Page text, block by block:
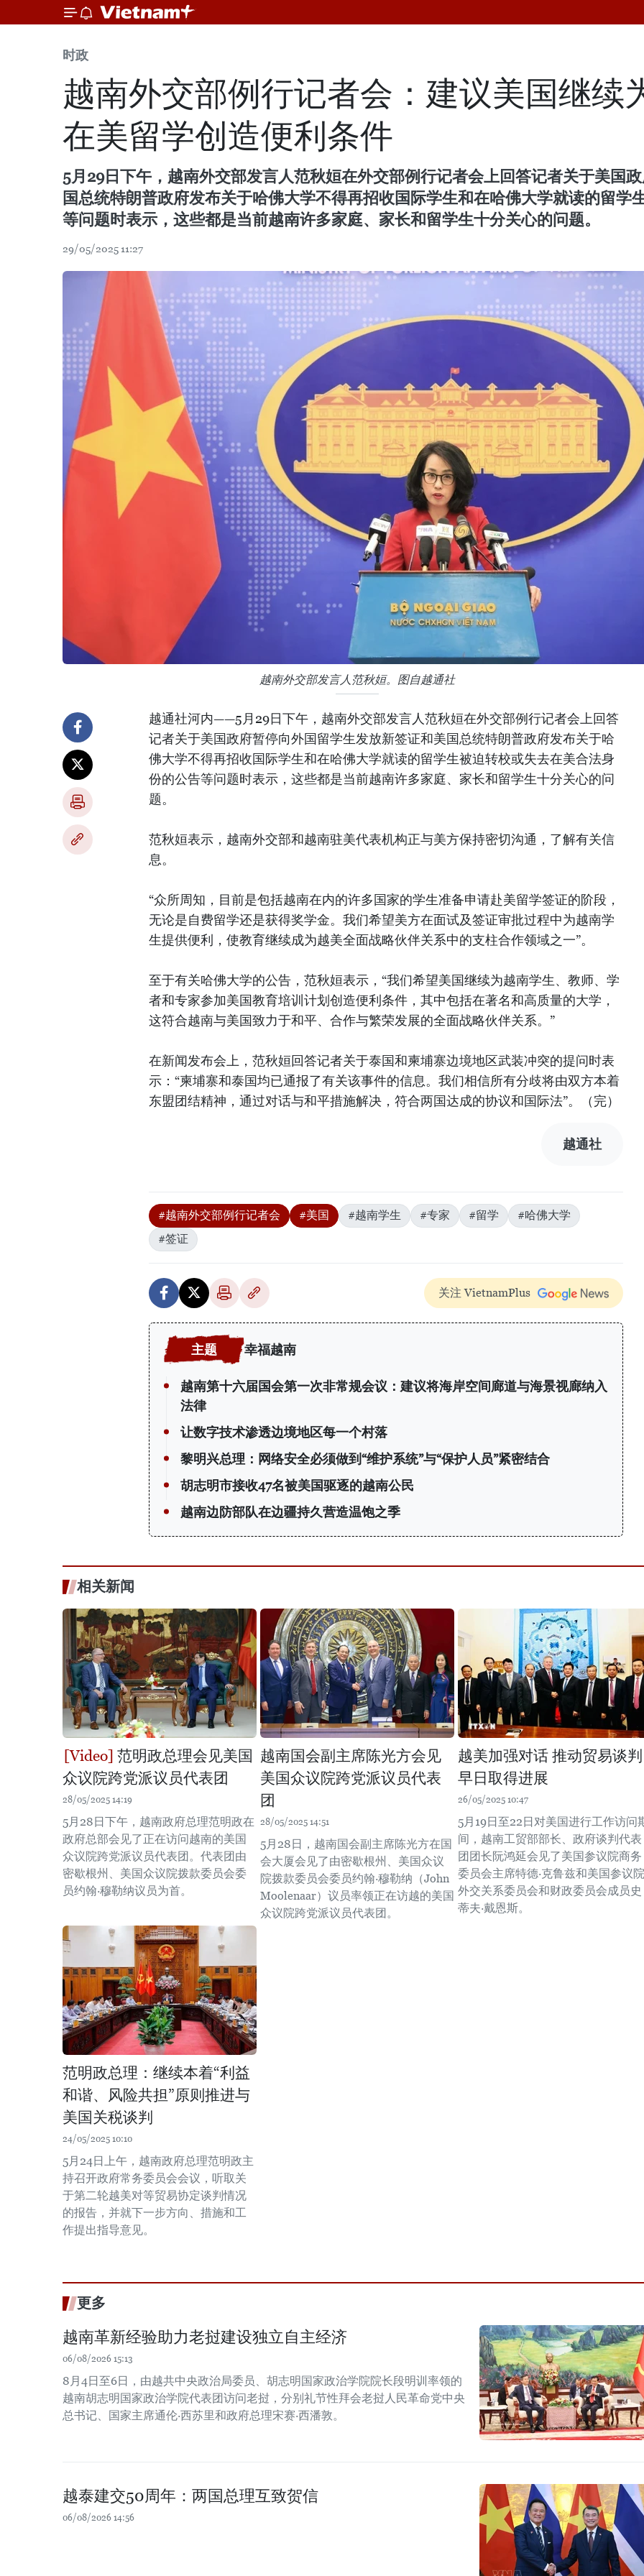
时政
越南外交部例行记者会：建议美国继续
在美留学创造便利条件
5月29日下午，越南外交部发言人范秋姮在外交部例行记者会上回答记者关于美国
国总统特朗普政府发布关于哈佛大学不得再招收国际学生和在哈佛大学就读的留学
等问题时表示，这些都是当前越南许多家庭、家长和留学生十分关心的问题。
29/05/2025 11:27
越南外交部发言人范秋姮。图自越通社
越通社河内——5月29日下午，越南外交部发言人范秋姮在外交部例行记者会上回答
记者关于美国政府暂停向外国留学生发放新签证和美国总统特朗普政府发布关于哈
佛大学不得再招收国际学生和在哈佛大学就读的留学生被迫转校或失去在美合法身
份的公告等问题时表示，这些都是当前越南许多家庭、家长和留学生十分关心的问
题。
范秋姮表示，越南外交部和越南驻美代表机构正与美方保持密切沟通，了解有关信
息。
“众所周知，目前是包括越南在内的许多国家的学生准备申请赴美留学签证的阶段，
无论是自费留学还是获得奖学金。我们希望美方在面试及签证审批过程中为越南学
生提供便利，使教育继续成为越美全面战略伙伴关系中的支柱合作领域之一”。
至于有关哈佛大学的公告，范秋姮表示，“我们希望美国继续为越南学生、教师、学
者和专家参加美国教育培训计划创造便利条件，其中包括在著名和高质量的大学，
这符合越南与美国致力于和平、合作与繁荣发展的全面战略伙伴关系。”
在新闻发布会上，范秋姮回答记者关于泰国和柬埔寨边境地区武装冲突的提问时表
示：“柬埔寨和泰国均已通报了有关该事件的信息。我们相信所有分歧将由双方本着
东盟团结精神，通过对话与和平措施解决，符合两国达成的协议和国际法”。（完）
越通社
#越南外交部例行记者会 #美国 #越南学生 #专家 #留学
#哈佛大学
#签证
关注 VietnamPlus
幸福越南
越南第十六届国会第一次非常规会议：建议将海岸空间廊道与海景视廊纳入
法律
让数字技术渗透边境地区每一个村落
黎明兴总理：网络安全必须做到“维护系统”与“保护人员”紧密结合
胡志明市接收47名被美国驱逐的越南公民
越南边防部队在边疆持久营造温饱之季
相关新闻
范明政总理会见美国
众议院跨党派议员代表团
28/05/2025 14:19
5月28日下午，越南政府总理范明政在
政府总部会见了正在访问越南的美国
众议院跨党派议员代表团。代表团由
密歇根州、美国众议院拨款委员会委
员约翰·穆勒纳议员为首。
越南国会副主席陈光方会见
美国众议院跨党派议员代表
团
28/05/2025 14:51
5月28日，越南国会副主席陈光方在国
会大厦会见了由密歇根州、美国众议
院拨款委员会委员约翰·穆勒纳（John
Moolenaar）议员率领正在访越的美国
众议院跨党派议员代表团。 ​
越美加强对话 推动贸易谈判
早日取得进展
26/05/2025 10:47
5月19日至22日对美国进行工作访问
间，越南工贸部部长、政府谈判代表
团团长阮鸿延会见了美国参议院商务
委员会主席特德·克鲁兹和美国参议院
外交关系委员会和财政委员会成员史
蒂夫·戴恩斯。
范明政总理：继续本着“利益
和谐、风险共担”原则推进与
美国关税谈判
24/05/2025 10:10
5月24日上午，越南政府总理范明政主
持召开政府常务委员会会议，听取关
于第二轮越美对等贸易协定谈判情况
的报告，并就下一步方向、措施和工
作提出指导意见。
更多
越南革新经验助力老挝建设独立自主经济
06/08/2026 15:13
8月4日至6日，由越共中央政治局委员、胡志明国家政治学院院长段明训率领的
越南胡志明国家政治学院代表团访问老挝，分别礼节性拜会老挝人民革命党中央
总书记、国家主席通伦·西苏里和政府总理宋赛·西潘敦。
越泰建交50周年：两国总理互致贺信
06/08/2026 14:56